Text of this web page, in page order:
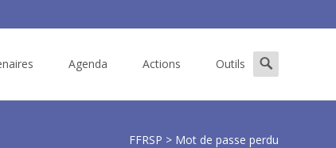
Agenda Actions Outils
Search
for:
FFRSP > Mot de passe perdu